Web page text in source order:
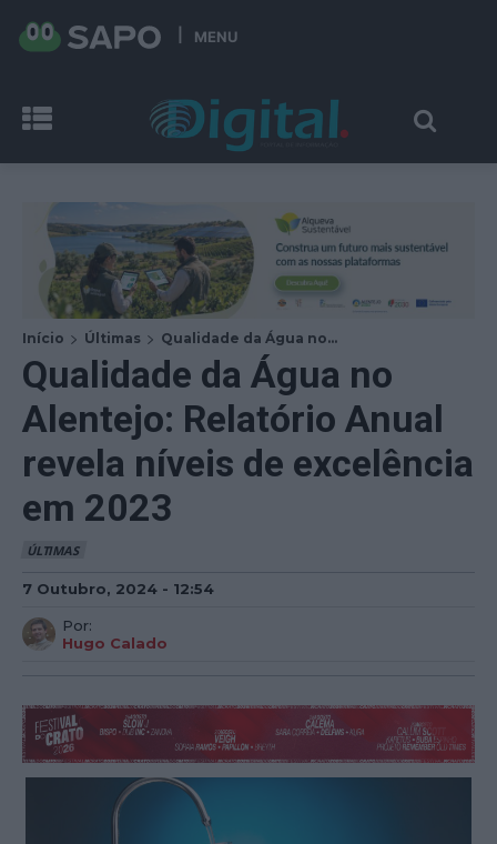
MENU
Início Últimas Qualidade da Água no...
Qualidade da Água no
Alentejo: Relatório Anual
revela níveis de excelência
em 2023
ÚLTIMAS
7 Outubro, 2024 - 12:54
Por:
Hugo Calado